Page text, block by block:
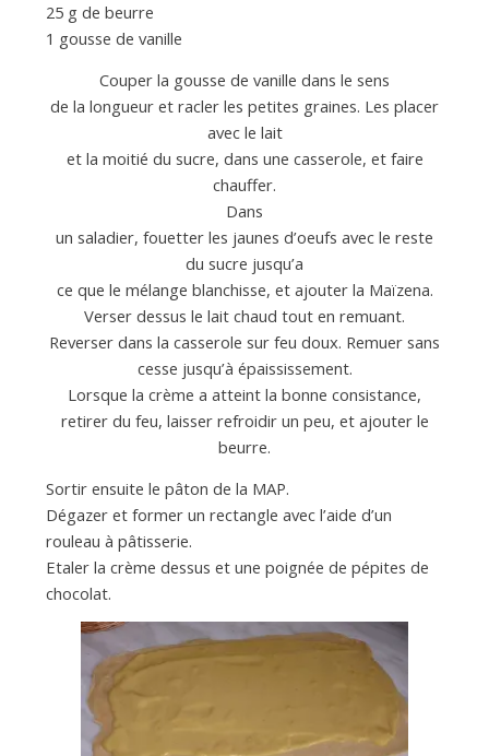
25 g de beurre
1 gousse de vanille
Couper la gousse de vanille dans le sens
de la longueur et racler les petites graines. Les placer
avec le lait
et la moitié du sucre, dans une casserole, et faire
chauffer.
Dans
un saladier, fouetter les jaunes d’oeufs avec le reste
du sucre jusqu’a
ce que le mélange blanchisse, et ajouter la Maïzena.
Verser dessus le lait chaud tout en remuant.
Reverser dans la casserole sur feu doux. Remuer sans
cesse jusqu’à épaississement.
Lorsque la crème a atteint la bonne consistance,
retirer du feu, laisser refroidir un peu, et ajouter le
beurre.
Sortir ensuite le pâton de la MAP.
Dégazer et former un rectangle avec l’aide d’un
rouleau à pâtisserie.
Etaler la crème dessus et une poignée de pépites de
chocolat.